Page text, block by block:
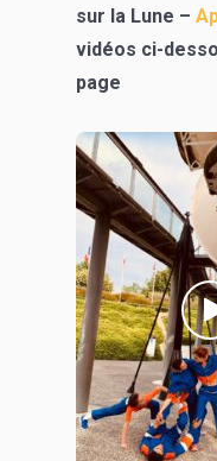
sur la Lune –
vidéos ci-
page